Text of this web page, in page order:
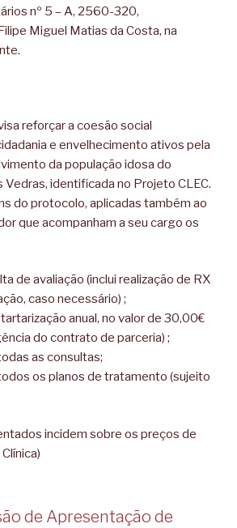
nº 5 – A, 2560-320,
Miguel Matias da Costa, na
reforçar a coesão social
e envelhecimento ativos pela
da população idosa do
Vedras, identificada no Projeto CLEC.
do protocolo, aplicadas também ao
que acompanham a seu cargo os
de avaliação (inclui realização de RX
caso necessário) ;
anual, no valor de 30,00€
do contrato de parceria) ;
as consultas;
os planos de tratamento (sujeito
incidem sobre os preços de
de Apresentação de